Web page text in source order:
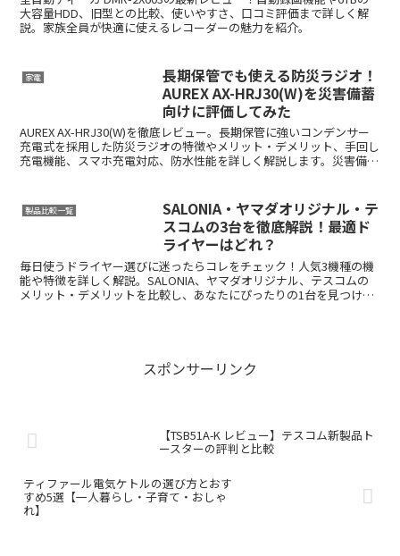
大容量HDD、旧型との比較、使いやすさ、口コミ評価まで詳しく解
説。家族全員が快適に使えるレコーダーの魅力を紹介。
家電
長期保管でも使える防災ラジオ！
AUREX AX-HRJ30(W)を災害備蓄
向けに評価してみた
AUREX AX-HRJ30(W)を徹底レビュー。長期保管に強いコンデンサー
充電式を採用した防災ラジオの特徴やメリット・デメリット、手回し
充電機能、スマホ充電対応、防水性能を詳しく解説します。災害備蓄
製品比較一覧
SALONIA・ヤマダオリジナル・テ
スコムの3台を徹底解説！最適ド
ライヤーはどれ？
毎日使うドライヤー選びに迷ったらコレをチェック！人気3機種の機
能や特徴を詳しく解説。SALONIA、ヤマダオリジナル、テスコムの
メリット・デメリットを比較し、あなたにぴったりの1台を見つけよ
スポンサーリンク
【TSB51A-K レビュー】テスコム新製品ト
ースターの評判と比較
ティファール電気ケトルの選び方とおす
すめ5選【一人暮らし・子育て・おしゃ
れ】